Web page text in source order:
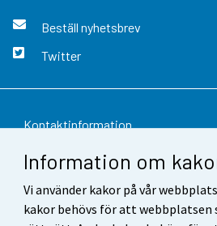
Information om
Vi använder kakor på vår
kakor behövs för att webbplatsen
Beställ nyhetsbrev
Twitter
Kontaktinformation
Respons
Användarvillkor
Dataskydd